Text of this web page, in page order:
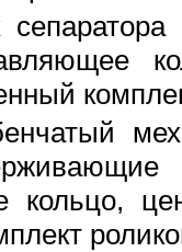
кольцо,